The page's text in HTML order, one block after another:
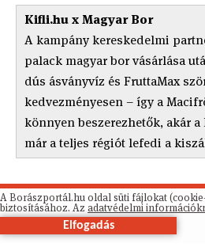
Kifli.hu x Magyar Bor
A kampány kereskedelmi
palack magyar bor vásárlása
dús ásványvíz és FruttaMax
kedvezményesen – így a
könnyen beszerezhetők, akár
már a teljes régiót lefedi a
A Borászportál.hu oldal süti fájlokat
biztosításához. Az adatvédelmi
Elfogadás